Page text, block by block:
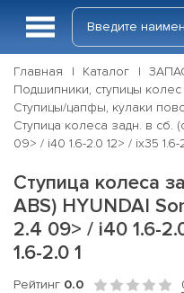
Главная Каталог
Подшипники, ступицы колес
Ступицы/цапфы, кулаки
Ступица колеса задн. в сб.
09> / i40 1.6-2.0 12> / ix35 1.6-
Ступица колеса
ABS) HYUNDAI
2.4 09> / i40 1.6-
1.6-2.0 1
Рейтинг 0.0